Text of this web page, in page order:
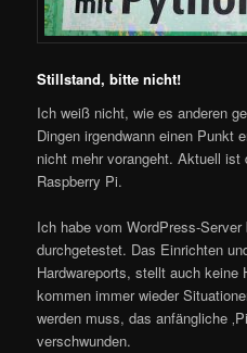
Stillstand, bitte nicht!
Ich weiß nicht, wie es anderen
Dingen irgendwann einen Punkt
nicht mehr vorangeht. Aktuell
Raspberry Pi.
Ich habe vom WordPress-
durchgetestet. Das Einrichten
Hardwareports, stellt auch keine
kommen immer wieder
werden muss, das anfängliche
verschwunden.